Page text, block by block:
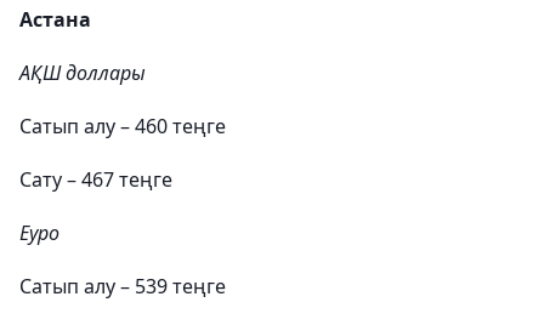
Астана
АҚШ доллары
Сатып алу – 460 теңге
Сату – 467 теңге
Еуро
Сатып алу – 539 теңге